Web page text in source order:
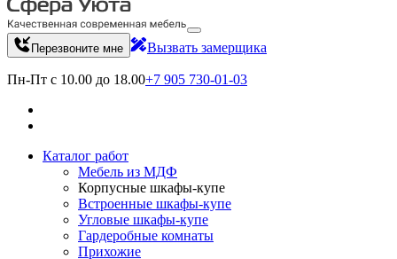
Перезвоните мне Вызвать замерщика
Пн-Пт с 10.00 до 18.00+7 905 730-01-03
Каталог работ
Мебель из МДФ
Корпусные шкафы-купе
Встроенные шкафы-купе
Угловые шкафы-купе
Гардеробные комнаты
Прихожие